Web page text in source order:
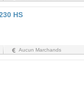
HS
Aucun Marchands